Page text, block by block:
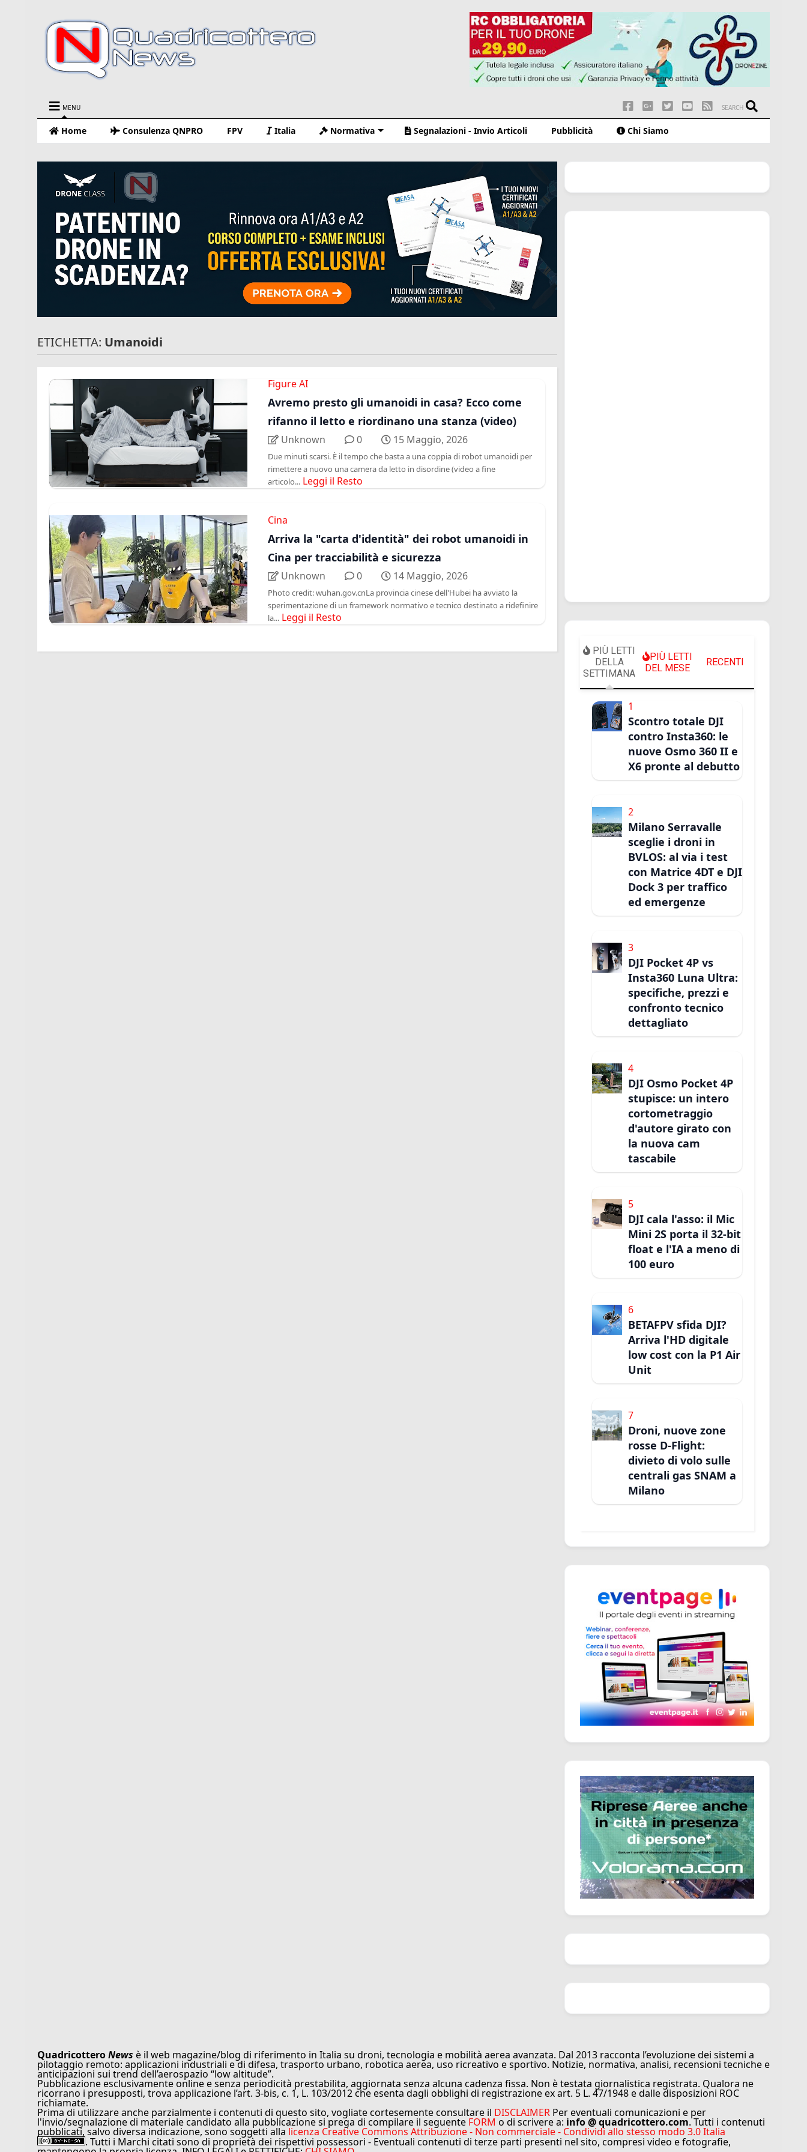
MENU SEARCH
Home Consulenza QNPRO FPV Italia Normativa Segnalazioni - Invio Articoli Pubblicità Chi Siamo
ETICHETTA: Umanoidi
Figure AI
Avremo presto gli umanoidi in casa? Ecco come
rifanno il letto e riordinano una stanza (video)
Unknown 0 15 Maggio, 2026
Due minuti scarsi. È il tempo che basta a una coppia di robot umanoidi per
rimettere a nuovo una camera da letto in disordine (video a fine
articolo... Leggi il Resto
Cina
Arriva la "carta d'identità" dei robot umanoidi in
Cina per tracciabilità e sicurezza
Unknown 0 14 Maggio, 2026
Photo credit: wuhan.gov.cnLa provincia cinese dell'Hubei ha avviato la
sperimentazione di un framework normativo e tecnico destinato a ridefinire
la... Leggi il Resto
PIÙ LETTI
DELLA
SETTIMANA
PIÙ LETTI
DEL MESE
RECENTI
1
Scontro totale DJI
contro Insta360: le
nuove Osmo 360 II e
X6 pronte al debutto
2
Milano Serravalle
sceglie i droni in
BVLOS: al via i test
con Matrice 4DT e DJI
Dock 3 per traffico
ed emergenze
3
DJI Pocket 4P vs
Insta360 Luna Ultra:
specifiche, prezzi e
confronto tecnico
dettagliato
4
DJI Osmo Pocket 4P
stupisce: un intero
cortometraggio
d'autore girato con
la nuova cam
tascabile
5
DJI cala l'asso: il Mic
Mini 2S porta il 32-bit
float e l'IA a meno di
100 euro
6
BETAFPV sfida DJI?
Arriva l'HD digitale
low cost con la P1 Air
Unit
7
Droni, nuove zone
rosse D-Flight:
divieto di volo sulle
centrali gas SNAM a
Milano
QuadricotteroNews è il web magazine/blog di riferimento in Italia su droni, tecnologia e mobilità aerea avanzata. Dal 2013 racconta l’evoluzione dei sistemi a
pilotaggio remoto: applicazioni industriali e di difesa, trasporto urbano, robotica aerea, uso ricreativo e sportivo. Notizie, normativa, analisi, recensioni tecniche e
anticipazioni sui trend dell’aerospazio “low altitude”.
Pubblicazione esclusivamente online e senza periodicità prestabilita, aggiornata senza alcuna cadenza fissa. Non è testata giornalistica registrata. Qualora ne
ricorrano i presupposti, trova applicazione l’art. 3-bis, c. 1, L. 103/2012 che esenta dagli obblighi di registrazione ex art. 5 L. 47/1948 e dalle disposizioni ROC
richiamate.
Prima di utilizzare anche parzialmente i contenuti di questo sito, vogliate cortesemente consultare il DISCLAIMER Per eventuali comunicazioni e per
l'invio/segnalazione di materiale candidato alla pubblicazione si prega di compilare il seguente FORM o di scrivere a: info @ quadricottero.com. Tutti i contenuti
pubblicati, salvo diversa indicazione, sono soggetti alla licenza Creative Commons Attribuzione - Non commerciale - Condividi allo stesso modo 3.0 Italia
. Tutti i Marchi citati sono di proprietà dei rispettivi possessori - Eventuali contenuti di terze parti presenti nel sito, compresi video e fotografie,